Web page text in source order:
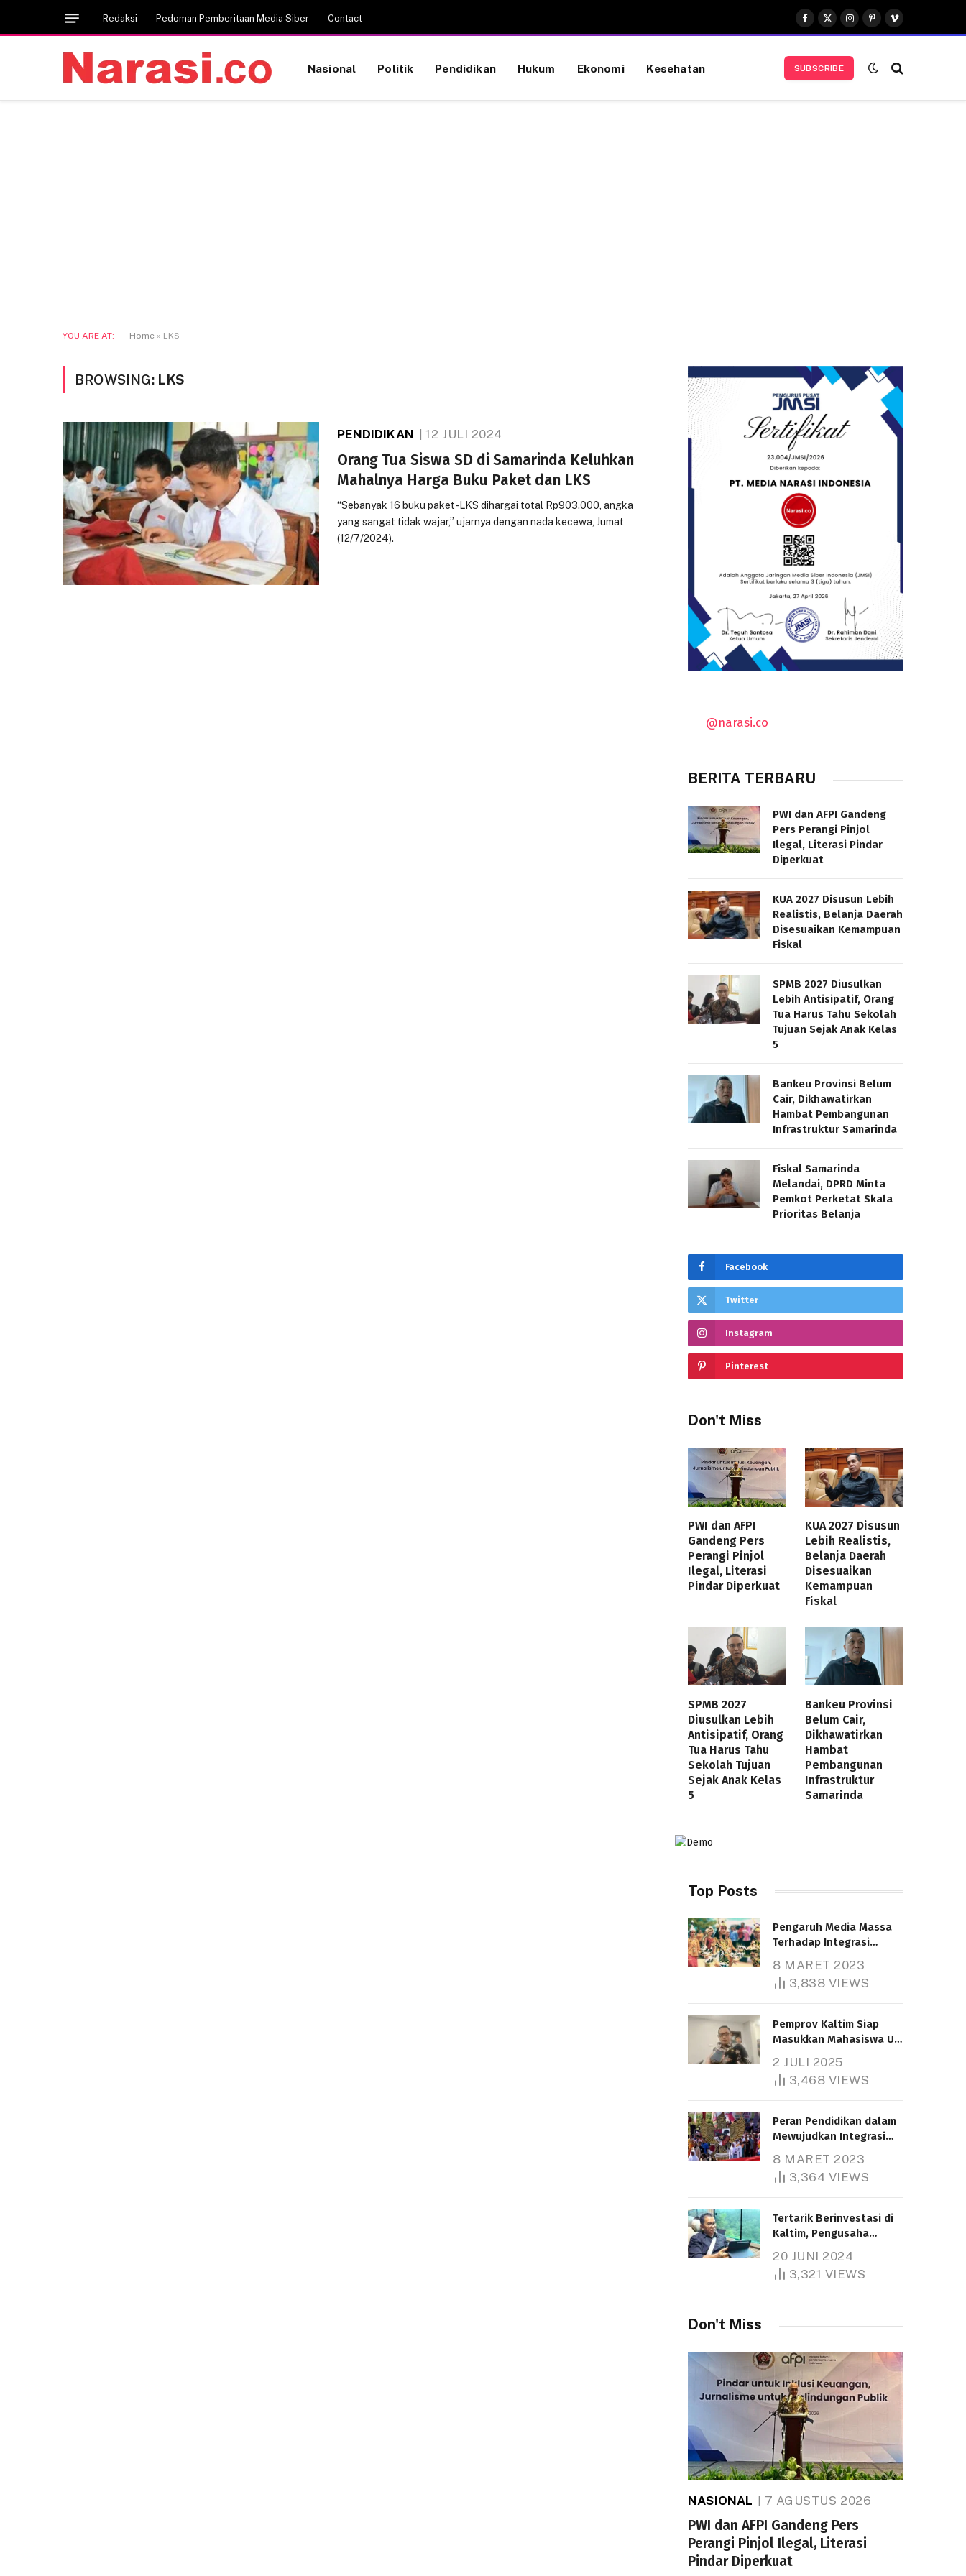
Redaksi Pedoman Pemberitaan Media Siber Contact
Facebook
X
(Twitter)
Instagram
Pinterest
Vimeo
Nasional Politik Pendidikan Hukum Ekonomi Kesehatan SUBSCRIBE
YOU ARE AT: Home » LKS
BROWSING: LKS
PENDIDIKAN 12 JULI 2024
Orang Tua Siswa SD di Samarinda Keluhkan
Mahalnya Harga Buku Paket dan LKS
“Sebanyak 16 buku paket-LKS dihargai total Rp903.000, angka
yang sangat tidak wajar,” ujarnya dengan nada kecewa, Jumat
(12/7/2024).
@narasi.co
BERITA TERBARU
PWI dan AFPI Gandeng
Pers Perangi Pinjol
Ilegal, Literasi Pindar
Diperkuat
KUA 2027 Disusun Lebih
Realistis, Belanja Daerah
Disesuaikan Kemampuan
Fiskal
SPMB 2027 Diusulkan
Lebih Antisipatif, Orang
Tua Harus Tahu Sekolah
Tujuan Sejak Anak Kelas
5
Bankeu Provinsi Belum
Cair, Dikhawatirkan
Hambat Pembangunan
Infrastruktur Samarinda
Fiskal Samarinda
Melandai, DPRD Minta
Pemkot Perketat Skala
Prioritas Belanja
Facebook
Twitter
Instagram
Pinterest
Don't Miss
PWI dan AFPI
Gandeng Pers
Perangi Pinjol
Ilegal, Literasi
Pindar Diperkuat
KUA 2027 Disusun
Lebih Realistis,
Belanja Daerah
Disesuaikan
Kemampuan
Fiskal
SPMB 2027
Diusulkan Lebih
Antisipatif, Orang
Tua Harus Tahu
Sekolah Tujuan
Sejak Anak Kelas
5
Bankeu Provinsi
Belum Cair,
Dikhawatirkan
Hambat
Pembangunan
Infrastruktur
Samarinda
Top Posts
Pengaruh Media Massa
Terhadap Integrasi
8 MARET 2023
3,838 VIEWS
Pemprov Kaltim Siap
Masukkan Mahasiswa UT
Bantuan Pendidikan
Gratispol
2 JULI 2025
3,468 VIEWS
Peran Pendidikan dalam
Mewujudkan Integrasi
8 MARET 2023
3,364 VIEWS
Tertarik Berinvestasi di
Kaltim, Pengusaha
1.000 Hektare
20 JUNI 2024
3,321 VIEWS
Don't Miss
NASIONAL 7 AGUSTUS 2026
PWI dan AFPI Gandeng Pers
Perangi Pinjol Ilegal, Literasi
Pindar Diperkuat